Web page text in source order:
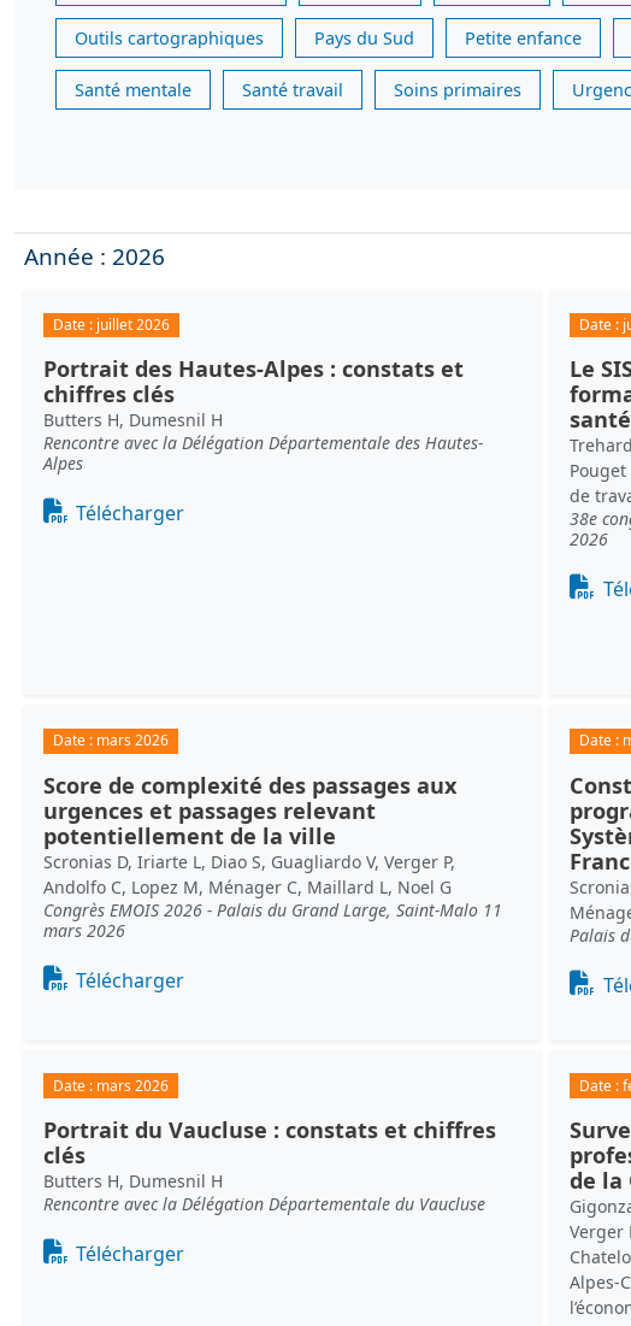
Outils cartographiques Pays du Sud Petite enfance
Santé mentale Santé travail Soins primaires
Année : 2026
Date : juillet 2026
Portrait des Hautes-Alpes : constats et
chiffres clés
Butters H, Dumesnil H
Rencontre avec la Délégation Départementale des Hautes-
Alpes
Document
Télécharger
Date :
Le
de
38e
2026
Date : mars 2026
Score de complexité des passages aux
urgences et passages relevant
potentiellement de la ville
Scronias D, Iriarte L, Diao S, Guagliardo V, Verger P,
Andolfo C, Lopez M, Ménager C, Maillard L, Noel G
Congrès EMOIS 2026 - Palais du Grand Large, Saint-Malo 11
mars 2026
Document
Télécharger
Date :
Palais
Date : mars 2026
Portrait du Vaucluse : constats et chiffres
clés
Butters H, Dumesnil H
Rencontre avec la Délégation Départementale du Vaucluse
Document
Télécharger
Date :
de la
Verger
Alpes-